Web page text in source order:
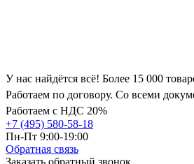
У нас найдётся всё! Более 15 000
Работаем по договору. Со всеми
Работаем с НДС 20%
+7 (495) 580-58-18
Пн-Пт 9:00-19:00
Обратная связь
Заказать обратный звонок